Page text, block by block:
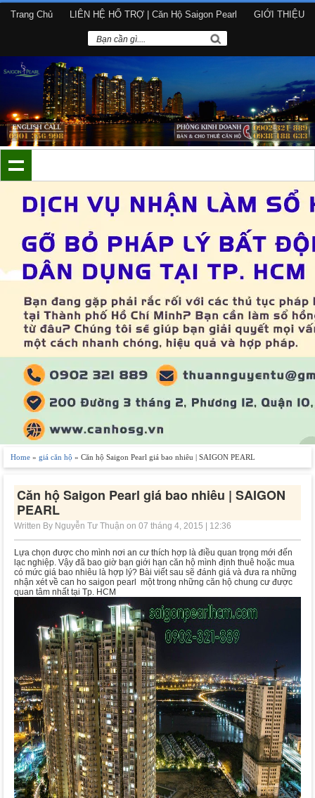
Trang Chủ LIÊN HỆ HỔ TRỢ | Căn Hộ Saigon Pearl GIỚI THIỆU
Home » giá căn hộ » Căn hộ Saigon Pearl giá bao nhiêu | SAIGON PEARL
Căn hộ Saigon Pearl giá bao nhiêu | SAIGON
PEARL
Written By Nguyễn Tư Thuận on 07 tháng 4, 2015 | 12:36
Lựa chọn được cho mình nơi an cư thích hợp là điều quan trọng mới đến
lạc nghiệp. Vậy đã bao giờ bạn giới hạn căn hộ mình định thuê hoặc mua
có mức giá bao nhiêu là hợp lý? Bài viết sau sẽ đánh giá và đưa ra những
nhận xét về can ho saigon pearl một trong những căn hộ chung cư được
quan tâm nhất tại Tp. HCM